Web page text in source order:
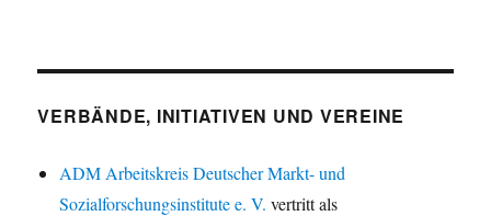
VERBÄNDE, INITIATIVEN UND VEREINE
ADM Arbeitskreis Deutscher Markt- und
Sozialforschungsinstitute e. V. vertritt als